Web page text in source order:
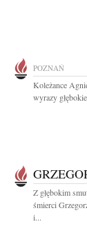
POZNAŃ
Koleżance
wyrazy
Z głębokim
śmierci
i...